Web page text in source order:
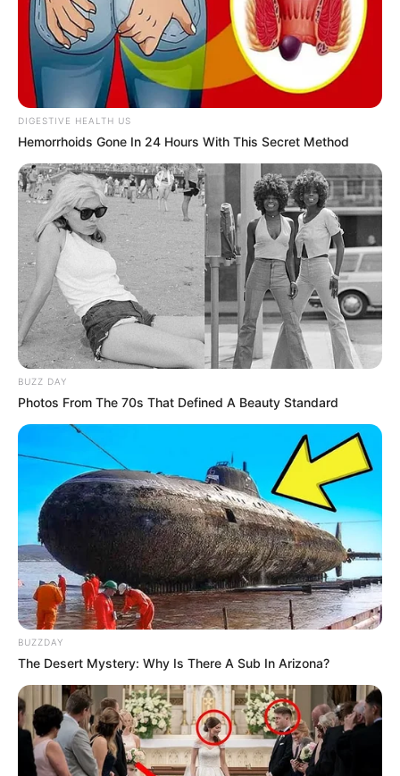
DIGESTIVE HEALTH US
Hemorrhoids Gone In 24 Hours With This Secret Method
BUZZ DAY
Photos From The 70s That Defined A Beauty Standard
BUZZDAY
The Desert Mystery: Why Is There A Sub In Arizona?